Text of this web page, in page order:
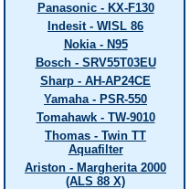
Panasonic - KX-F130
Indesit - WISL 86
Nokia - N95
Bosch - SRV55T03EU
Sharp - AH-AP24CE
Yamaha - PSR-550
Tomahawk - TW-9010
Thomas - Twin TT
Aquafilter
Ariston - Margherita 2000
(ALS 88 X)